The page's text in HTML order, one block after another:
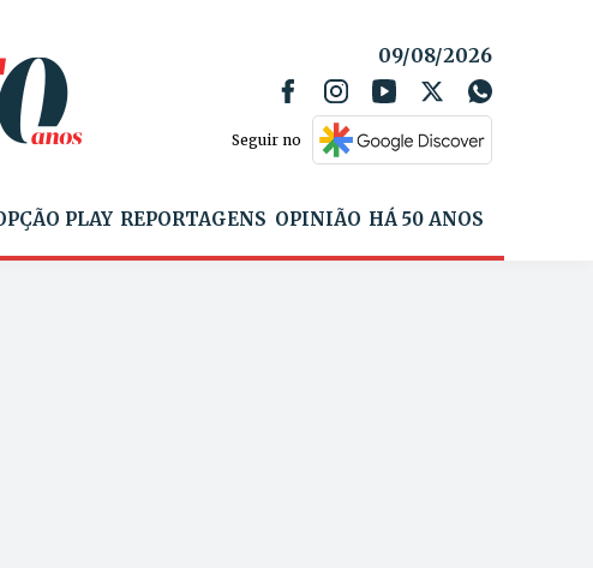
09/08/2026
Seguir no
PLAY REPORTAGENS OPINIÃO HÁ 50 ANOS